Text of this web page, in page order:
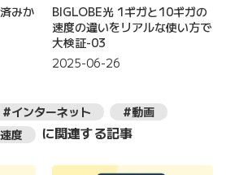
みか
BIGLOBE光 1ギガと10ギガの
速度の違いをリアルな使い方で
大検証-03
2025-06-26
#インターネット
#動画
度
に関連する記事